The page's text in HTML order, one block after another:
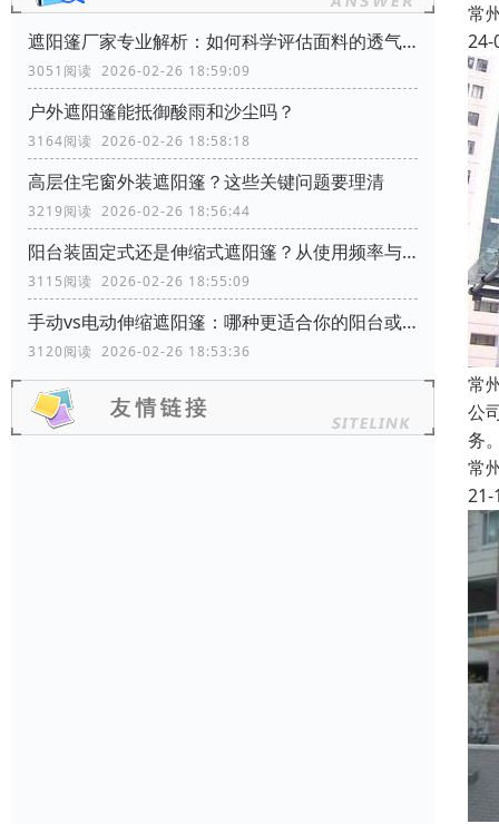
遮阳篷厂家专业解析：如何科学评估面料的透气性能？
3051阅读 2026-02-26 18:59:09
户外遮阳篷能抵御酸雨和沙尘吗？
3164阅读 2026-02-26 18:58:18
高层住宅窗外装遮阳篷？这些关键问题要理清
3219阅读 2026-02-26 18:56:44
阳台装固定式还是伸缩式遮阳篷？从使用频率与空间利用角度分析
3115阅读 2026-02-26 18:55:09
手动vs电动伸缩遮阳篷：哪种更适合你的阳台或商铺？
3120阅读 2026-02-26 18:53:36
常
24-
常
公
务
常
21-